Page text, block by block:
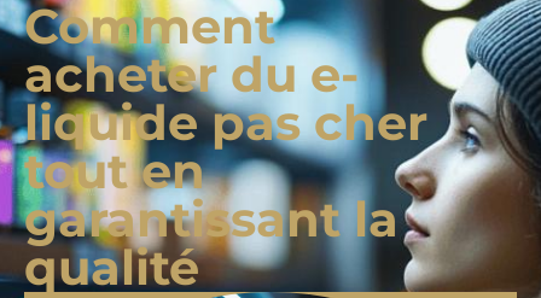
Comment
acheter du e-
liquide pas cher
tout en
garantissant la
qualité